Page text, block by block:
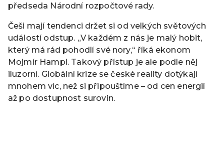
předseda Národní rozpočtové rady.
Češi mají tendenci držet si od velkých světových
událostí odstup. „V každém z nás je malý hobit,
který má rád pohodlí své nory,“ říká ekonom
Mojmír Hampl. Takový přístup je ale podle něj
iluzorní. Globální krize se české reality dotýkají
mnohem víc, než si připouštíme – od cen energií
až po dostupnost surovin.